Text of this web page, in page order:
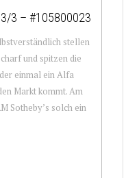
3 – #105800023
stellen
und spitzen die
einmal ein Alfa
Markt kommt. Am
Sotheby’s solch ein